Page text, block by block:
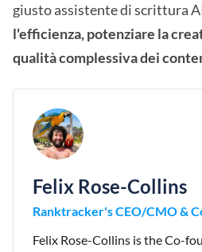
giusto assistente di scrittura
l'efficienza, potenziare la
qualità complessiva dei
Felix Rose-Collins
Ranktracker's CEO/CMO &
Felix Rose-Collins is the Co-